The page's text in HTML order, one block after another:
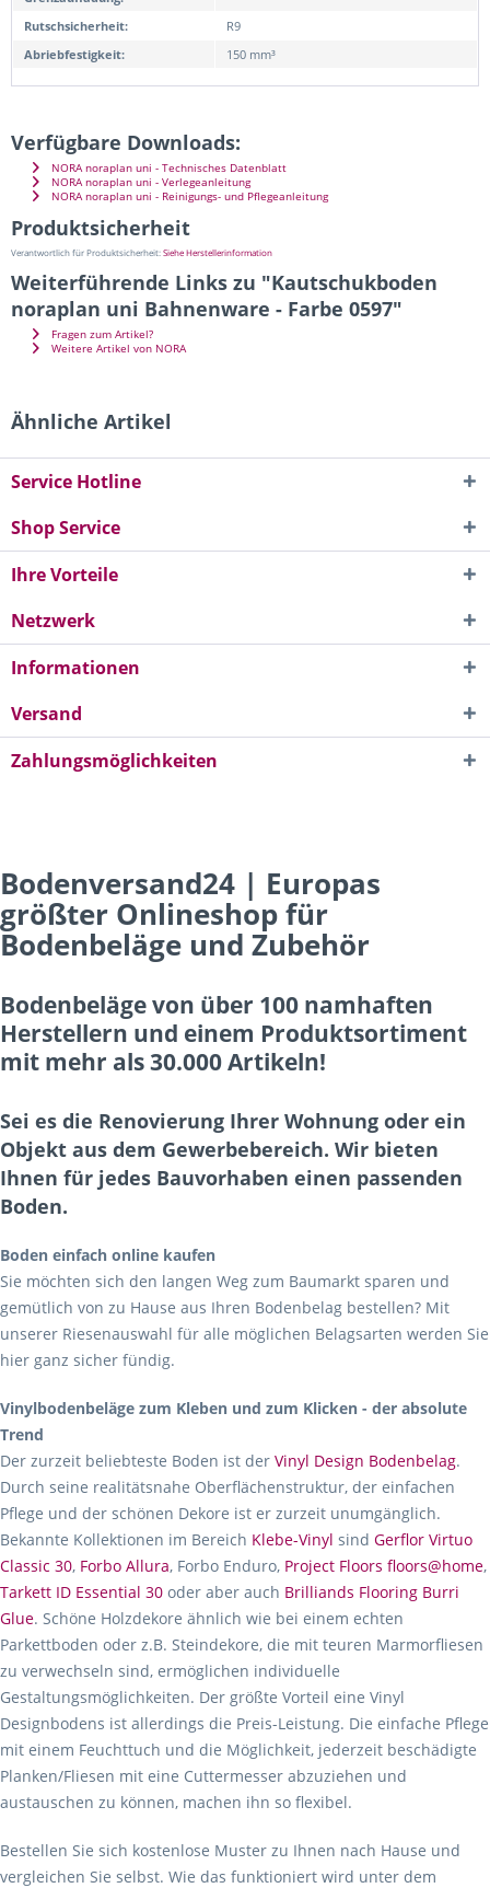
Rutschsicherheit:
R9
Abriebfestigkeit:
150 mm³
Verfügbare Downloads:
NORA noraplan uni - Technisches Datenblatt
NORA noraplan uni - Verlegeanleitung
NORA noraplan uni - Reinigungs- und Pflegeanleitung
Produktsicherheit
Verantwortlich für Produktsicherheit:Siehe Herstellerinformation
Weiterführende Links zu "Kautschukboden
noraplan uni Bahnenware - Farbe 0597"
Fragen zum Artikel?
Weitere Artikel von NORA
Ähnliche Artikel
Service Hotline
Shop Service
Ihre Vorteile
Netzwerk
Informationen
Versand
Zahlungsmöglichkeiten
Bodenversand24 | Europas
größter Onlineshop für
Bodenbeläge und Zubehör
Bodenbeläge von über 100 namhaften
Herstellern und einem Produktsortiment
mit mehr als 30.000 Artikeln!
Sei es die Renovierung Ihrer Wohnung oder ein
Objekt aus dem Gewerbebereich. Wir bieten
Ihnen für jedes Bauvorhaben einen passenden
Boden.
Boden einfach online kaufen
Sie möchten sich den langen Weg zum Baumarkt sparen und
gemütlich von zu Hause aus Ihren Bodenbelag bestellen? Mit
unserer Riesenauswahl für alle möglichen Belagsarten werden Sie
hier ganz sicher fündig.
Vinylbodenbeläge zum Kleben und zum Klicken - der absolute
Trend
Der zurzeit beliebteste Boden ist der Vinyl Design Bodenbelag.
Durch seine realitätsnahe Oberflächenstruktur, der einfachen
Pflege und der schönen Dekore ist er zurzeit unumgänglich.
Bekannte Kollektionen im Bereich Klebe-Vinyl sind Gerflor Virtuo
Classic 30, Forbo Allura, Forbo Enduro, Project Floors floors@home,
Tarkett ID Essential 30 oder aber auch Brilliands Flooring Burri
Glue. Schöne Holzdekore ähnlich wie bei einem echten
Parkettboden oder z.B. Steindekore, die mit teuren Marmorfliesen
zu verwechseln sind, ermöglichen individuelle
Gestaltungsmöglichkeiten. Der größte Vorteil eine Vinyl
Designbodens ist allerdings die Preis-Leistung. Die einfache Pflege
mit einem Feuchttuch und die Möglichkeit, jederzeit beschädigte
Planken/Fliesen mit eine Cuttermesser abzuziehen und
austauschen zu können, machen ihn so flexibel.
Bestellen Sie sich kostenlose Muster zu Ihnen nach Hause und
vergleichen Sie selbst. Wie das funktioniert wird unter dem